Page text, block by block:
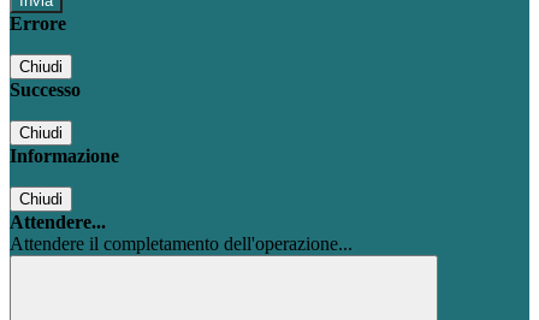
Errore
Chiudi
Successo
Chiudi
Informazione
Chiudi
Attendere...
Attendere il completamento dell'operazione...